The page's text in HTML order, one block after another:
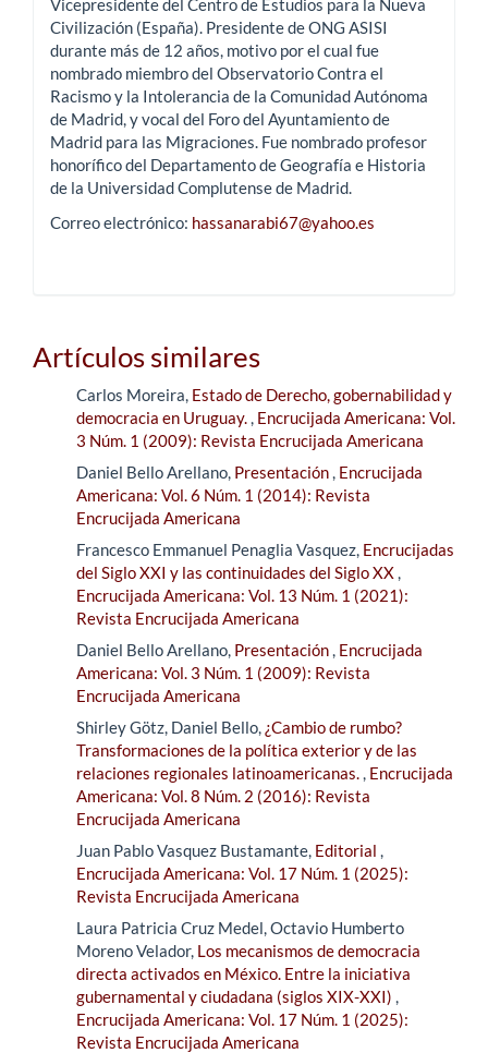
Vicepresidente del Centro de Estudios para la Nueva
Civilización (España). Presidente de ONG ASISI
durante más de 12 años, motivo por el cual fue
nombrado miembro del Observatorio Contra el
Racismo y la Intolerancia de la Comunidad Autónoma
de Madrid, y vocal del Foro del Ayuntamiento de
Madrid para las Migraciones. Fue nombrado profesor
honorífico del Departamento de Geografía e Historia
de la Universidad Complutense de Madrid.
Correo electrónico: hassanarabi67@yahoo.es
Artículos similares
Carlos Moreira, Estado de Derecho, gobernabilidad y
democracia en Uruguay., Encrucijada Americana: Vol.
3 Núm. 1 (2009): Revista Encrucijada Americana
Daniel Bello Arellano, Presentación, Encrucijada
Americana: Vol. 6 Núm. 1 (2014): Revista
Encrucijada Americana
Francesco Emmanuel Penaglia Vasquez, Encrucijadas
del Siglo XXI y las continuidades del Siglo XX,
Encrucijada Americana: Vol. 13 Núm. 1 (2021):
Revista Encrucijada Americana
Daniel Bello Arellano, Presentación, Encrucijada
Americana: Vol. 3 Núm. 1 (2009): Revista
Encrucijada Americana
Shirley Götz, Daniel Bello, ¿Cambio de rumbo?
Transformaciones de la política exterior y de las
relaciones regionales latinoamericanas., Encrucijada
Americana: Vol. 8 Núm. 2 (2016): Revista
Encrucijada Americana
Juan Pablo Vasquez Bustamante, Editorial ,
Encrucijada Americana: Vol. 17 Núm. 1 (2025):
Revista Encrucijada Americana
Laura Patricia Cruz Medel, Octavio Humberto
Moreno Velador, Los mecanismos de democracia
directa activados en México. Entre la iniciativa
gubernamental y ciudadana (siglos XIX-XXI) ,
Encrucijada Americana: Vol. 17 Núm. 1 (2025):
Revista Encrucijada Americana